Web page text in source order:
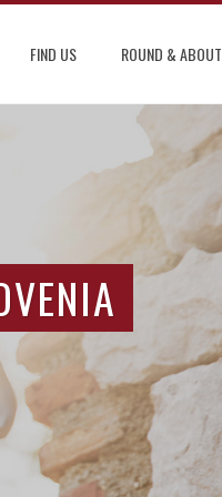
FIND US ROUND & ABOUT